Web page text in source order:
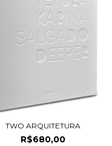
TWO ARQUITETURA
R$680,00